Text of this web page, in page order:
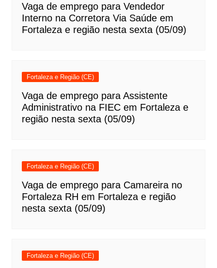
Vaga de emprego para Vendedor
Interno na Corretora Via Saúde em
Fortaleza e região nesta sexta (05/09)
Fortaleza e Região (CE)
Vaga de emprego para Assistente
Administrativo na FIEC em Fortaleza e
região nesta sexta (05/09)
Fortaleza e Região (CE)
Vaga de emprego para Camareira no
Fortaleza RH em Fortaleza e região
nesta sexta (05/09)
Fortaleza e Região (CE)